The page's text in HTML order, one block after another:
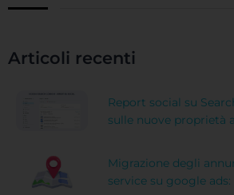
Articoli recenti
Report social su
sulle nuove proprietà
Migrazione degli
service su google ads: